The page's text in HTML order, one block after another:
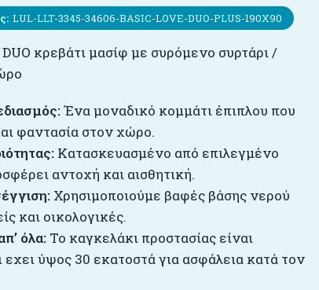
LUL-LLT-3345-34606-BASIC-LOVE-DUO-PLUS-190X90
κρεβάτι μασίφ με συρόμενο συρτάρι /
Ένα μοναδικό κομμάτι έπιπλου που
φαντασία στον χώρο.
Κατασκευασμένο από επιλεγμένο
αντοχή και αισθητική.
Χρησιμοποιούμε βαφές βάσης νερού
και οικολογικές.
όλα:Το καγκελάκι προστασίας είναι
ύψος 30 εκατοστά για ασφάλεια κατά τον